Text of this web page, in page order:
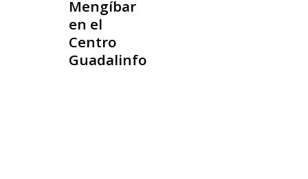
Mengíbar
en el
Centro
Guadalinfo